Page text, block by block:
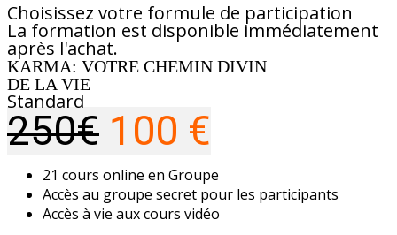
Choisissez votre formule de participation
La formation est disponible immédiatement
après l'achat.
KARMA: VOTRE CHEMIN DIVIN
DE LA VIE
Standard
250€ 100 €
21 cours online en Groupe
Accès au groupe secret pour les participants
Accès à vie aux cours vidéo